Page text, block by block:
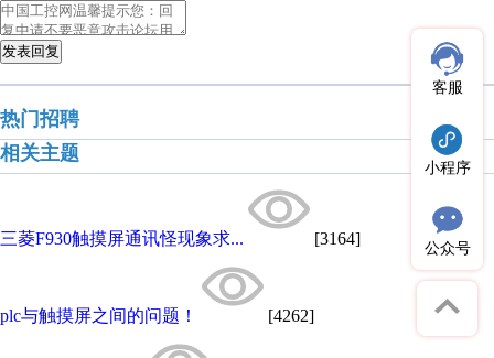
发表回复
热门招聘
相关主题
三菱F930触摸屏通讯怪现象求... [3164]
plc与触摸屏之间的问题！ [4262]
客服
小程序
公众号